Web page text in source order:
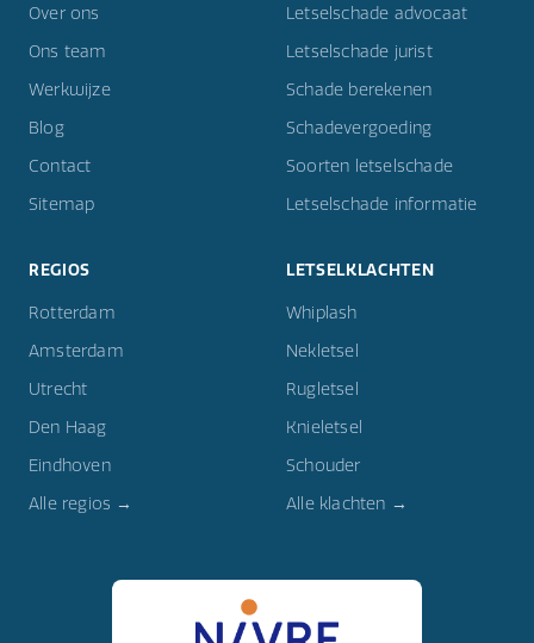
Over ons
Ons team
Werkwijze
Blog
Contact
Sitemap
Letselschade advocaat
Letselschade jurist
Schade berekenen
Schadevergoeding
Soorten letselschade
Letselschade informatie
REGIOS
Rotterdam
Amsterdam
Utrecht
Den Haag
Eindhoven
Alle regios →
LETSELKLACHTEN
Whiplash
Nekletsel
Rugletsel
Knieletsel
Schouder
Alle klachten →